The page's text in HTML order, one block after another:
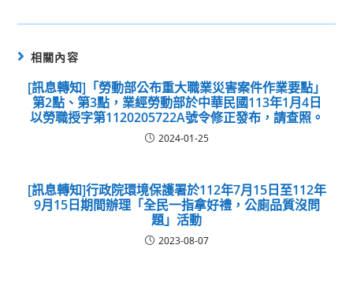
相關內容
[訊息轉知]「勞動部公布重大職業災害案件作業要點」
第2點、第3點，業經勞動部於中華民國113年1月4日
以勞職授字第1120205722A號令修正發布，請查照。
2024-01-25
[訊息轉知]行政院環境保護署於112年7月15日至112年
9月15日期間辦理「全民一指拿好禮，公廁品質沒問
題」活動
2023-08-07